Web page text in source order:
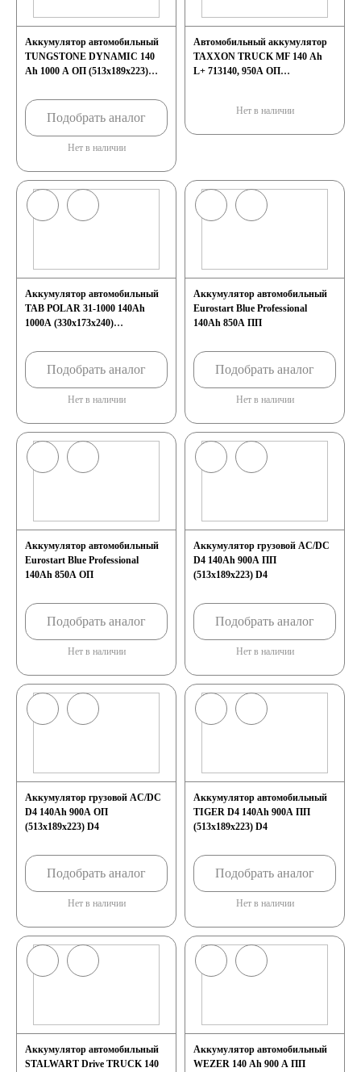
Аккумулятор автомобильный
TUNGSTONE DYNAMIC 140
Ah 1000 A ОП (513x189x223)
Подобрать аналог
Нет в наличии
Автомобильный аккумулятор
TAXXON TRUCK MF 140 Ah
L+ 713140, 950А ОП
Нет в наличии
Аккумулятор автомобильный
TAB POLAR 31-1000 140Ah
1000A (330x173x240)
Подобрать аналог
Нет в наличии
Аккумулятор автомобильный
Eurostart Blue Professional
140Ah 850A ПП
Подобрать аналог
Нет в наличии
Аккумулятор автомобильный
Eurostart Blue Professional
140Ah 850A ОП
Подобрать аналог
Нет в наличии
Аккумулятор грузовой AC/DC
D4 140Ah 900A ПП
(513x189x223) D4
Подобрать аналог
Нет в наличии
Аккумулятор грузовой AC/DC
D4 140Ah 900A ОП
(513x189x223) D4
Подобрать аналог
Нет в наличии
Аккумулятор автомобильный
TIGER D4 140Ah 900A ПП
(513x189x223) D4
Подобрать аналог
Нет в наличии
Аккумулятор автомобильный
STALWART Drive TRUCK 140
Аккумулятор автомобильный
WEZER 140 Ah 900 A ПП